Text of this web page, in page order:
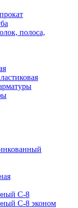
полоса,
С-8
С-8 эконом